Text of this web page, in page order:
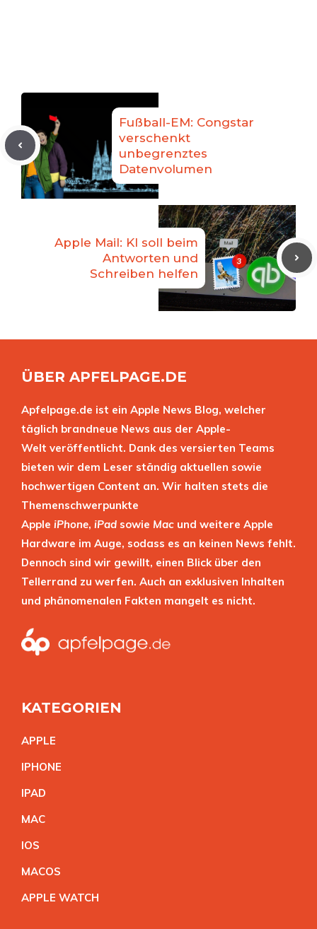
Fußball-EM: Congstar
verschenkt
unbegrenztes
Datenvolumen
Apple Mail: KI soll beim
Antworten und
Schreiben helfen
ÜBER APFELPAGE.DE
Apfelpage.de ist ein Apple News Blog, welcher
täglich brandneue News aus der Apple-
Welt veröffentlicht. Dank des versierten Teams
bieten wir dem Leser ständig aktuellen sowie
hochwertigen Content an. Wir halten stets die
Themenschwerpunkte
Apple iPhone, iPad sowie Mac und weitere Apple
Hardware im Auge, sodass es an keinen News fehlt.
Dennoch sind wir gewillt, einen Blick über den
Tellerrand zu werfen. Auch an exklusiven Inhalten
und phänomenalen Fakten mangelt es nicht.
KATEGORIEN
APPLE
IPHONE
IPAD
MAC
IOS
MACOS
APPLE WATCH